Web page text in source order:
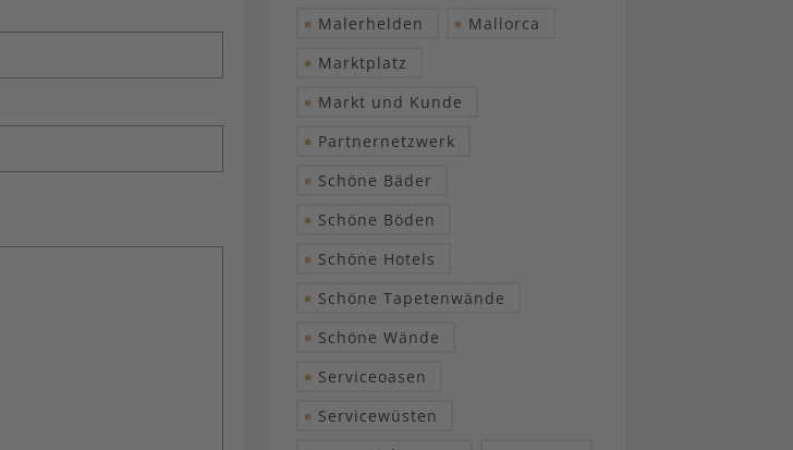
Malerhelden
Mallorca
Marktplatz
Markt und Kunde
Partnernetzwerk
Schöne Bäder
Schöne Böden
Schöne Hotels
Schöne Tapetenwände
Schöne Wände
Serviceoasen
Servicewüsten